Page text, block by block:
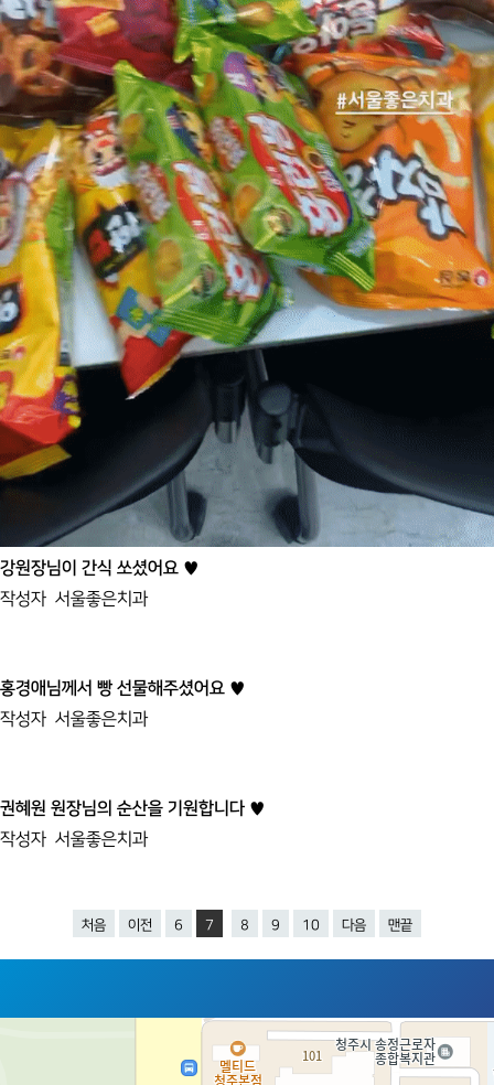
강원장님이 간식 쏘셨어요 ♥
작성자 서울좋은치과
홍경애님께서 빵 선물해주셨어요 ♥
작성자 서울좋은치과
권혜원 원장님의 순산을 기원합니다 ♥
작성자 서울좋은치과
처음 이전 6 7 8 9 10 다음 맨끝